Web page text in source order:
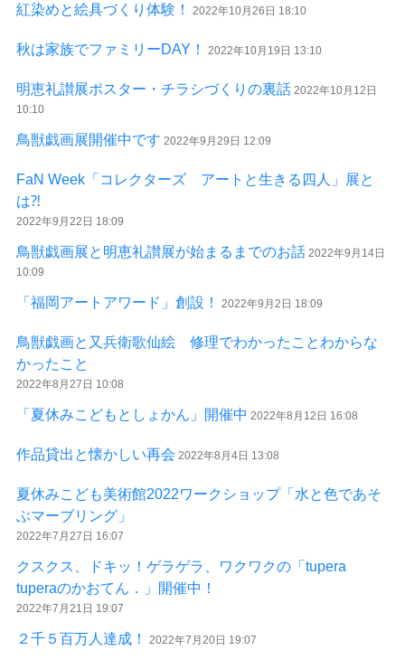
紅染めと絵具づくり体験！ 2022年10月26日 18:10
秋は家族でファミリーDAY！ 2022年10月19日 13:10
明恵礼讃展ポスター・チラシづくりの裏話 2022年10月12日
10:10
鳥獣戯画展開催中です 2022年9月29日 12:09
FaN Week「コレクターズ アートと生きる四人」展と
は⁈
2022年9月22日 18:09
鳥獣戯画展と明恵礼讃展が始まるまでのお話 2022年9月14日
10:09
「福岡アートアワード」創設！ 2022年9月2日 18:09
鳥獣戯画と又兵衛歌仙絵 修理でわかったことわからな
かったこと
2022年8月27日 10:08
「夏休みこどもとしょかん」開催中 2022年8月12日 16:08
作品貸出と懐かしい再会 2022年8月4日 13:08
夏休みこども美術館2022ワークショップ「水と色であそ
ぶマーブリング」
2022年7月27日 16:07
クスクス、ドキッ！ゲラゲラ、ワクワクの「tupera
tuperaのかおてん．」開催中！
2022年7月21日 19:07
２千５百万人達成！ 2022年7月20日 19:07